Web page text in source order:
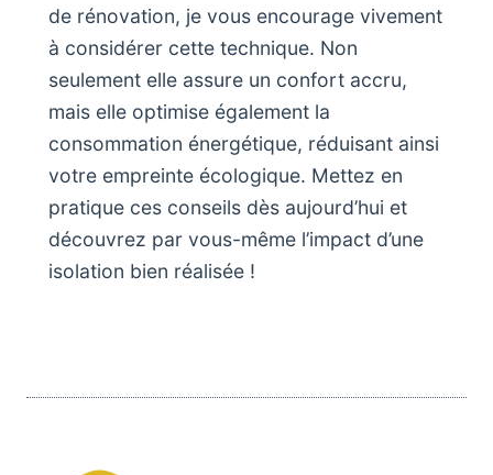
de rénovation, je vous encourage vivement
à considérer cette technique. Non
seulement elle assure un confort accru,
mais elle optimise également la
consommation énergétique, réduisant ainsi
votre empreinte écologique. Mettez en
pratique ces conseils dès aujourd’hui et
découvrez par vous-même l’impact d’une
isolation bien réalisée !